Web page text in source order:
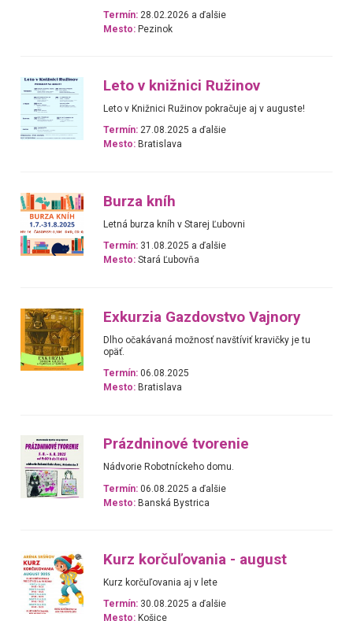
Termín: 28.02.2026 a ďalšie
Mesto: Pezinok
Leto v knižnici Ružinov
Leto v Knižnici Ružinov pokračuje aj v auguste!
Termín: 27.08.2025 a ďalšie
Mesto: Bratislava
Burza kníh
Letná burza kníh v Starej Ľubovni
Termín: 31.08.2025 a ďalšie
Mesto: Stará Ľubovňa
Exkurzia Gazdovstvo Vajnory
Dlho očakávaná možnosť navštíviť kravičky je tu
opäť.
Termín: 06.08.2025
Mesto: Bratislava
Prázdninové tvorenie
Nádvorie Robotníckeho domu.
Termín: 06.08.2025 a ďalšie
Mesto: Banská Bystrica
Kurz korčuľovania - august
Kurz korčuľovania aj v lete
Termín: 30.08.2025 a ďalšie
Mesto: Košice